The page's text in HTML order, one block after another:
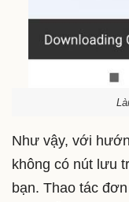
Như vậy, với
không có nút lưu
bạn. Thao tác